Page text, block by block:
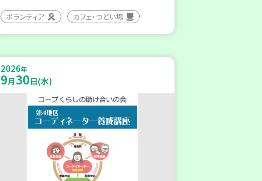
ボランティア カフェ・つどい場
2026年
9月30日(水)